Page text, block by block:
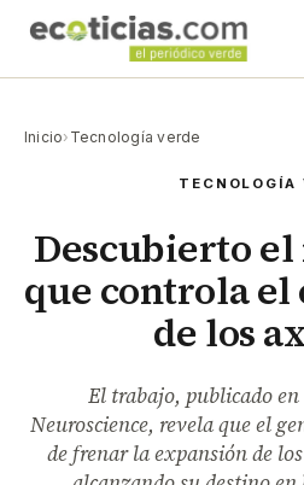
Inicio› Tecnología verde
TECNOLOGÍA
Descubierto
que controla
de los
El trabajo, publicado
Neuroscience, revela que el
de frenar la expansión de